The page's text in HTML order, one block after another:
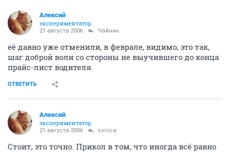
Алексий
экспериментатор
21 августа 2006 Чайник
её давно уже отменили, в феврале, видимо, это так,
шаг доброй воли со стороны не выучившего до конца
прайс-лист водителя.
ОТВЕТИТЬ
Алексий
экспериментатор
21 августа 2006 sonica
Стоит, это точно. Прикол в том, что иногда всё равно